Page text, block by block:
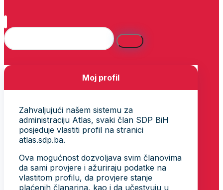
Moj profil
Zahvaljujući našem sistemu za
administraciju Atlas, svaki član SDP BiH
posjeduje vlastiti profil na stranici
atlas.sdp.ba.
Ova mogućnost dozvoljava svim članovima
da sami provjere i ažuriraju podatke na
vlastitom profilu, da provjere stanje
plaćenih članarina, kao i da učestvuju u